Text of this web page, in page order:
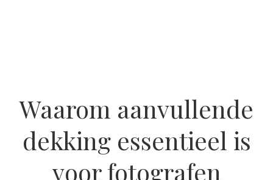
Waarom aanvullende
dekking essentieel is
voor fotografen